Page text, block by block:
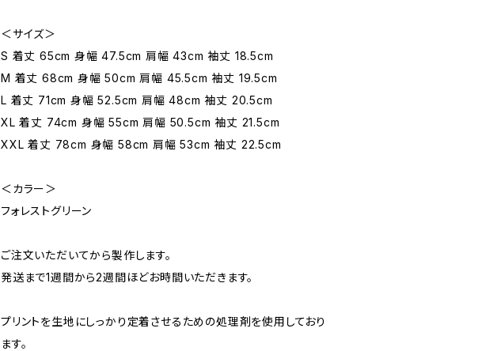
＜サイズ＞
S 着丈 65cm 身幅 47.5cm 肩幅 43cm 袖丈 18.5cm
M 着丈 68cm 身幅 50cm 肩幅 45.5cm 袖丈 19.5cm
L 着丈 71cm 身幅 52.5cm 肩幅 48cm 袖丈 20.5cm
XL 着丈 74cm 身幅 55cm 肩幅 50.5cm 袖丈 21.5cm
XXL 着丈 78cm 身幅 58cm 肩幅 53cm 袖丈 22.5cm
＜カラー＞
フォレストグリーン
ご注文いただいてから製作します。
発送まで1週間から2週間ほどお時間いただきます。
プリントを生地にしっかり定着させるための処理剤を使用しており
ます。